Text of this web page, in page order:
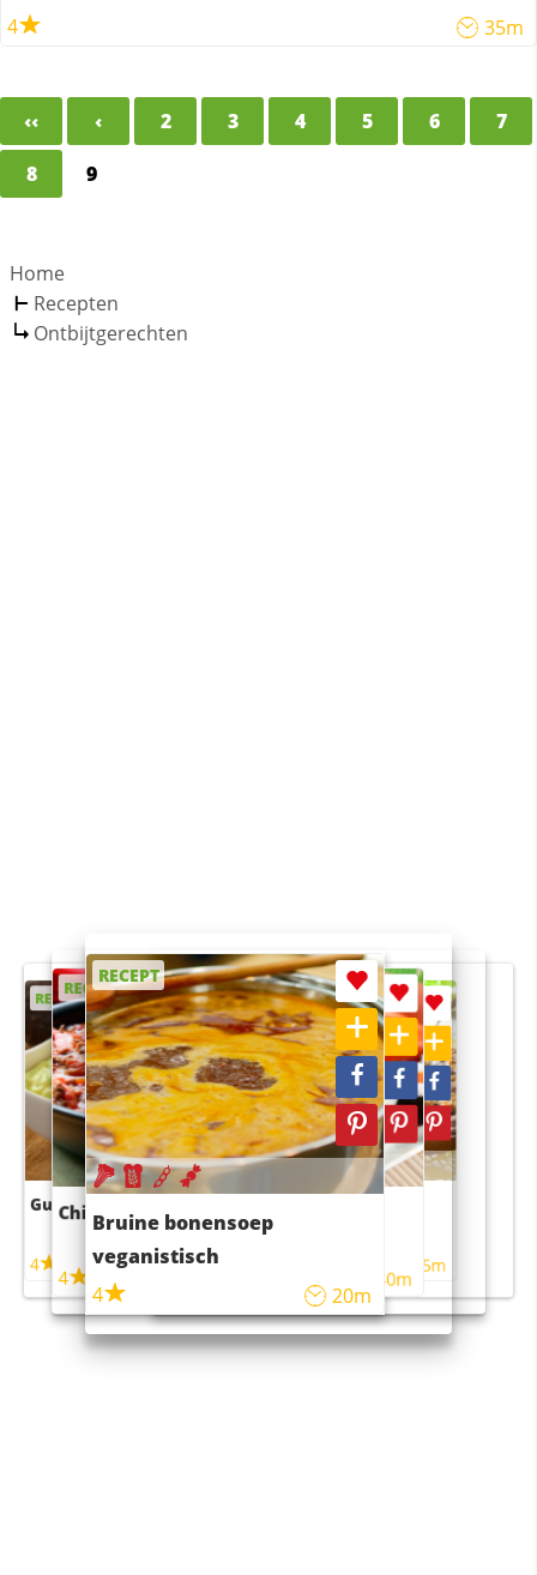
4 35m
‹‹ ‹ 2 3 4 5 6
7
8
9
Home
Recepten
Ontbijtgerechten
RECEPT
Guacamole
4
RECEPT
Chili con carne
4 45m
RECEPT
Bruine bonensoep
veganistisch
4
20m
RECEPT
Sushi rijstsalade
maaltijdsalade
40m
RECEPT
4 55m